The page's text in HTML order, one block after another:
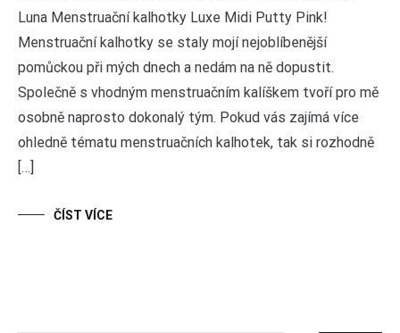
Luna Menstruační kalhotky Luxe Midi Putty Pink!
Menstruační kalhotky se staly mojí nejoblíbenější
pomůckou při mých dnech a nedám na ně dopustit.
Společně s vhodným menstruačním kalíškem tvoří pro mě
osobně naprosto dokonalý tým. Pokud vás zajímá více
ohledně tématu menstruačních kalhotek, tak si rozhodně
[…]
ČÍST VÍCE